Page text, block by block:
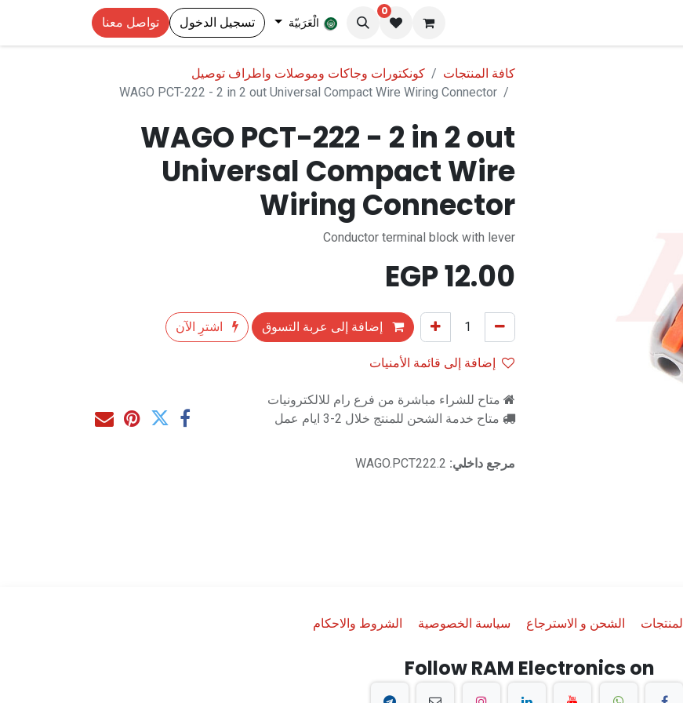
0
الْعَرَبيّة تسجيل الدخول تواصل معنا
كافة المنتجات
كونكتورات وجاكات وموصلات واطراف توصيل
WAGO PCT-222 - 2 in 2 out Universal Compact Wire Wiring Connector
WAGO PCT-222 - 2 in 2 out
Universal Compact Wire
Wiring Connector
Conductor terminal block with lever
12.00
إضافة إلى عربة التسوق
اشترِ الآن
إضافة إلى قائمة الأمنيات
متاح للشراء مباشرة من فرع رام للالكترونيات
متاح خدمة الشحن للمنتج خلال 2-3 ايام عمل
مرجع داخلي: WAGO.PCT222.2
المنتجات الشحن و الاسترجاع سياسة الخصوصية الشروط والاحكام
Follow RAM Electronics on